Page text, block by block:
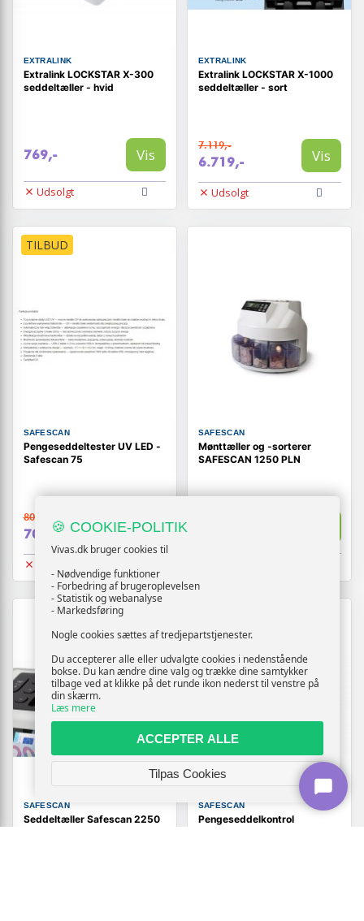
EXTRALINK
Extralink LOCKSTAR X-300
seddeltæller - hvid
769,- Vis
Udsolgt
EXTRALINK
Extralink LOCKSTAR X-1000
seddeltæller - sort
7.119,-
6.719,- Vis
Udsolgt
TILBUD
SAFESCAN
Pengeseddeltester UV LED -
Safescan 75
809,-
709,- Vis
SAFESCAN
Mønttæller og -sorterer
SAFESCAN 1250 PLN
SAFESCAN
Seddeltæller Safescan 2250
SAFESCAN
Pengeseddelkontrol
🍪 COOKIE-POLITIK
Vivas.dk bruger cookies til
- Nødvendige funktioner
- Forbedring af brugeroplevelsen
- Statistik og webanalyse
- Markedsføring
Nogle cookies sættes af tredjepartstjenester.
Du accepterer alle eller udvalgte cookies i nedenstående
bokse. Du kan ændre dine valg og trække dine samtykker
tilbage ved at klikke på det runde ikon nederst til venstre på
din skærm.
Læs mere
ACCEPTER ALLE
Tilpas Cookies